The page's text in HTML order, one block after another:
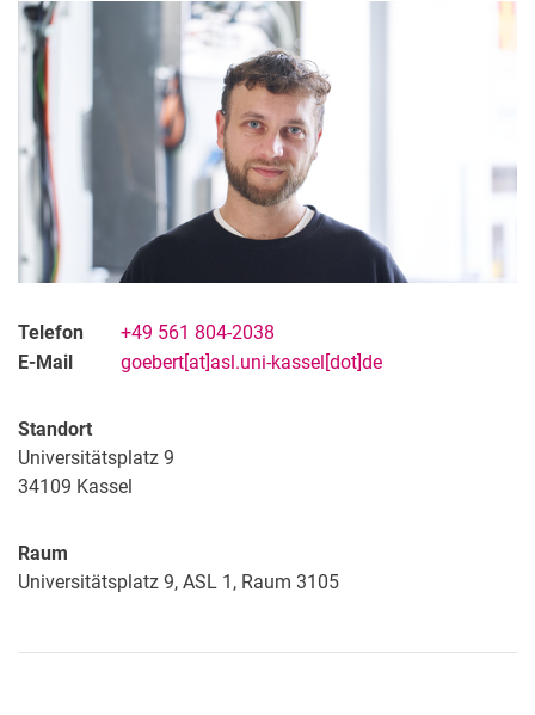
Telefon
+49 561 804-2038
E-Mail
goebert[at]asl.uni-kassel[dot]de
Standort
Universitätsplatz 9
34109 Kassel
Raum
Universitätsplatz 9, ASL 1, Raum 3105